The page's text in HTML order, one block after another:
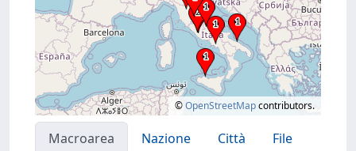
©OpenStreetMapcontributors.
Macroarea Nazione Città
File